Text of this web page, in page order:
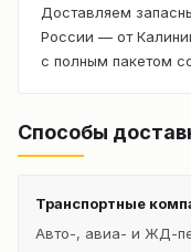
Доставляем
России — от
с полным пакетом
Способы
Транспортные
Авто-, авиа- и ЖД-